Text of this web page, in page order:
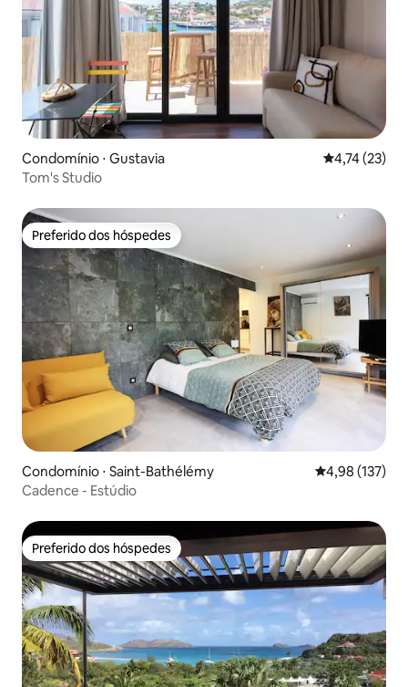
Condomínio ⋅ Gustavia 4,74 de uma
4,74 (23)
Tom's Studio
Preferido dos hóspedes
Preferido dos hóspedes
Condomínio ⋅ Saint-Bathélémy 4,98 de uma
4,98 (137)
Cadence - Estúdio
Preferido dos hóspedes
Preferido dos hóspedes